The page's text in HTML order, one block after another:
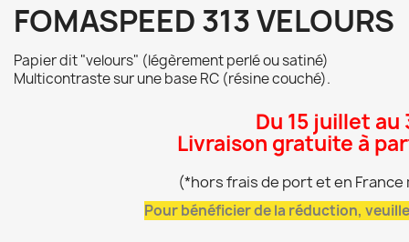
FOMASPEED 313 VELOURS
Papier dit "velours" (légèrement perlé ou satiné)
Multicontraste sur une base RC (résine couché).
Du 15 juillet au
Livraison gratuite à
(*hors frais de port et en
Pour bénéficier de la réduction,